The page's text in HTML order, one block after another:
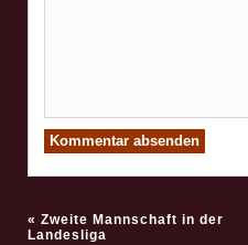
« Zweite Mannschaft in der
Landesliga